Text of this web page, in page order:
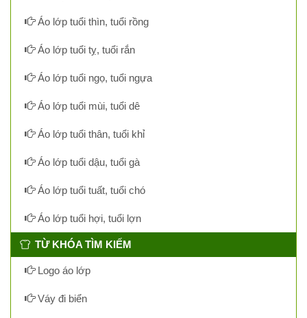
Áo lớp tuổi thìn, tuổi rồng
Áo lớp tuổi tỵ, tuổi rắn
Áo lớp tuổi ngọ, tuổi ngựa
Áo lớp tuổi mùi, tuổi dê
Áo lớp tuổi thân, tuổi khỉ
Áo lớp tuổi dậu, tuổi gà
Áo lớp tuổi tuất, tuổi chó
Áo lớp tuổi hợi, tuổi lợn
TỪ KHÓA TÌM KIẾM
Logo áo lớp
Váy đi biển